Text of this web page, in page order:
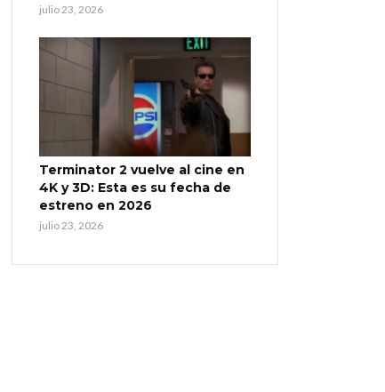
julio 23, 2026
Terminator 2 vuelve al cine en
4K y 3D: Esta es su fecha de
estreno en 2026
julio 23, 2026